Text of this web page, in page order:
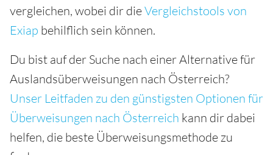
vergleichen, wobei dir dieVergleichstools von
Exiap behilflich sein können.
Du bist auf der Suche nach einer Alternative für
Auslandsüberweisungen nach Österreich?
Unser Leitfaden zu den günstigsten Optionen für
Überweisungen nach Österreich kann dir dabei
helfen, die beste Überweisungsmethode zu